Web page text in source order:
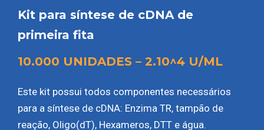
Kit para síntese de cDNA de
primeira fita
10.000 UNIDADES – 2.10^4 U/ML
Este kit possui todos componentes necessários
para a síntese de cDNA: Enzima TR, tampão de
reação, Oligo(dT), Hexameros, DTT e água.